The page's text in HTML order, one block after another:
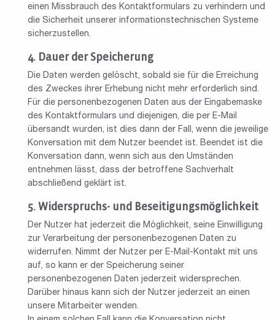
einen Missbrauch des Kontaktformulars zu verhindern und
die Sicherheit unserer informationstechnischen Systeme
sicherzustellen.
Dauer der Speicherung
Die Daten werden gelöscht, sobald sie für die Erreichung
des Zweckes ihrer Erhebung nicht mehr erforderlich sind.
Für die personenbezogenen Daten aus der Eingabemaske
des Kontaktformulars und diejenigen, die per E-Mail
übersandt wurden, ist dies dann der Fall, wenn die jeweilige
Konversation mit dem Nutzer beendet ist. Beendet ist die
Konversation dann, wenn sich aus den Umständen
entnehmen lässt, dass der betroffene Sachverhalt
abschließend geklärt ist.
Widerspruchs- und Beseitigungsmöglichkeit
Der Nutzer hat jederzeit die Möglichkeit, seine Einwilligung
zur Verarbeitung der personenbezogenen Daten zu
widerrufen. Nimmt der Nutzer per E-Mail-Kontakt mit uns
auf, so kann er der Speicherung seiner
personenbezogenen Daten jederzeit widersprechen.
Darüber hinaus kann sich der Nutzer jederzeit an einen
unsere Mitarbeiter wenden.